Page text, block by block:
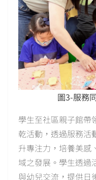
圖3-服務
學生至社區親子館帶
乾活動，透過服務活
升專注力，培養美感
域之發展。學生透過
與幼兒交流，提供日